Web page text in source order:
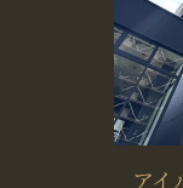
ア